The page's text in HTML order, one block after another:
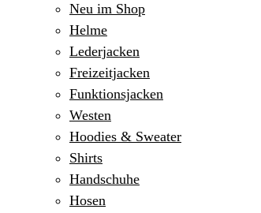
Neu im Shop
Helme
Lederjacken
Freizeitjacken
Funktionsjacken
Westen
Hoodies & Sweater
Shirts
Handschuhe
Hosen